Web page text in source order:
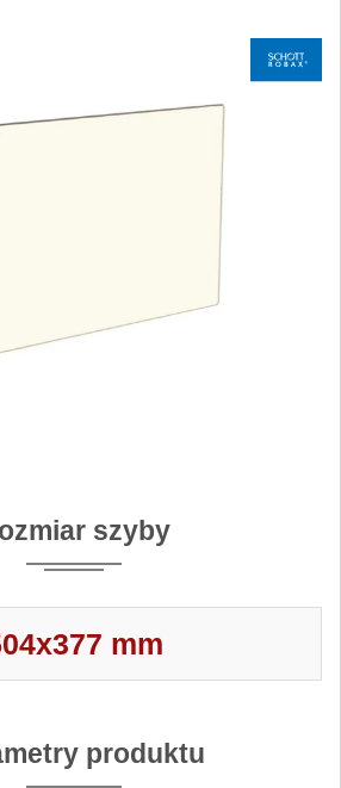
szyby
mm
produktu